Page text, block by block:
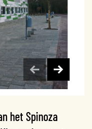
het Spinoza